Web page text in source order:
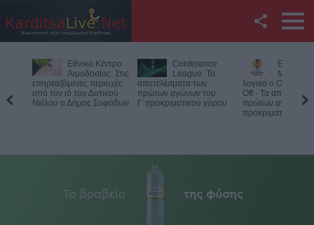
Twitter
YouTube
RSS
Επικοινωνία με το
Εθνικό Κέντρο
Αιμοδοσίας: Στις
επηρεαζόμενες περιοχές
από τον ιό του Δυτικού
Νείλου ο Δήμος Σοφάδων
Conference
League: Τα
αποτελέσματα των
πρώτων αγώνων του
Γ΄προκριματικού γύρου
Europa
Με ΤΣΚΑ
λογικά ο ΟΦΗ στα
Off - Τα
πρώτων αγώνων
προκριματικό